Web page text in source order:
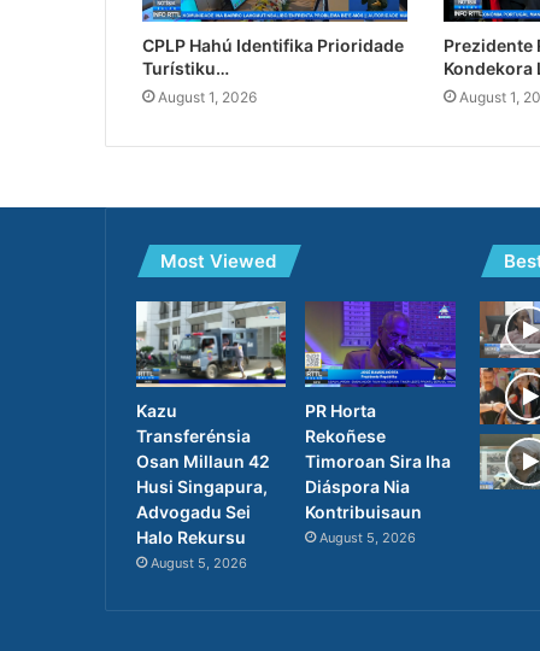
CPLP Hahú Identifika Prioridade
Turístiku…
August 1, 2026
Prezidente
Kondekora
August 1,
Most Viewed
Kazu
Transferénsia
Osan Millaun 42
Husi Singapura,
Advogadu Sei
Halo Rekursu
August 5, 2026
PR Horta
Rekoñese
Timoroan Sira Iha
Diáspora Nia
Kontribuisaun
August 5, 2026